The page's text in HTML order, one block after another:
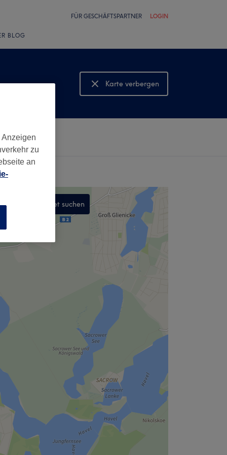
FÜR GESCHÄFTSPARTNER LOGIN
BLOG
Karte verbergen
Karte anzeigen
In diesem Gebiet suchen
zu
an